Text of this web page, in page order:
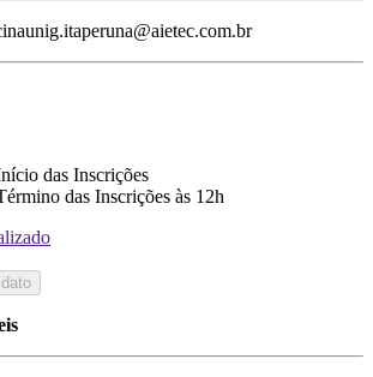
das Inscrições
das Inscrições às 12h